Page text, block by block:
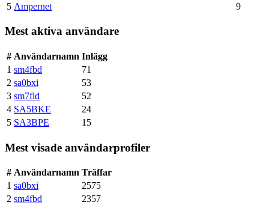
5 Ampernet 9
Mest aktiva användare
# Användarnamn Inlägg
1 sm4fbd
71
2 sa0bxi
53
3 sm7fld
52
4 SA5BKE
24
5 SA3BPE 15
Mest visade användarprofiler
# Användarnamn Träffar
1 sa0bxi
2575
2 sm4fbd
2357